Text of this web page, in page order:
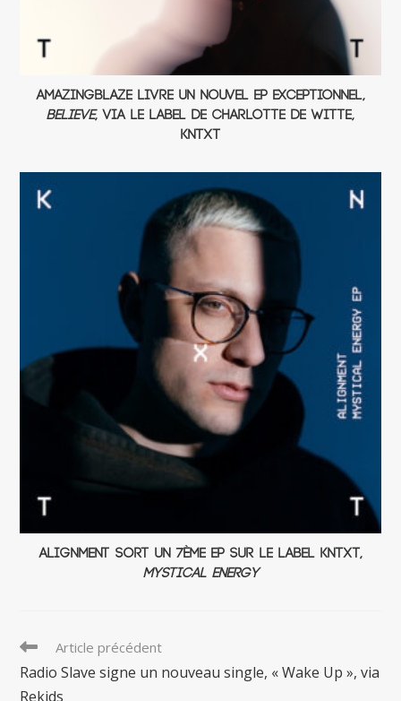
Amazingblaze livre un nouvel EP exceptionnel,
Believe, via le label de Charlotte de Witte,
KNTXT
Alignment sort un 7ème EP sur le label KNTXT,
Mystical Energy
Read
articles
Article précédent
Radio Slave signe un nouveau single, « Wake Up », via
Rekids